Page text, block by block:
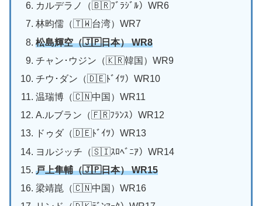
カルデラノ（🇧🇷ﾌﾞﾗｼﾞﾙ）WR6
林昀儒（🇹🇼台湾）WR7
松島輝空（🇯🇵日本） WR8
チャン･ウジン（🇰🇷韓国）WR9
チウ･ダン（🇩🇪ﾄﾞｲﾂ）WR10
温瑞博（🇨🇳中国）WR11
A.ルブラン（🇫🇷ﾌﾗﾝｽ）WR12
ドゥダ（🇩🇪ﾄﾞｲﾂ）WR13
ヨルジッチ（🇸🇮ｽﾛﾍﾞﾆｱ）WR14
戸上隼輔（🇯🇵日本） WR15
梁靖崑（🇨🇳中国）WR16